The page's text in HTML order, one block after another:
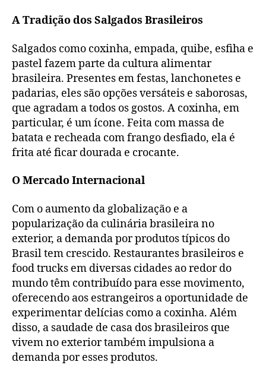
A Tradição dos Salgados Brasileiros
Salgados como coxinha, empada, quibe, esfiha e
pastel fazem parte da cultura alimentar
brasileira. Presentes em festas, lanchonetes e
padarias, eles são opções versáteis e saborosas,
que agradam a todos os gostos. A coxinha, em
particular, é um ícone. Feita com massa de
batata e recheada com frango desfiado, ela é
frita até ficar dourada e crocante.
O Mercado Internacional
Com o aumento da globalização e a
popularização da culinária brasileira no
exterior, a demanda por produtos típicos do
Brasil tem crescido. Restaurantes brasileiros e
food trucks em diversas cidades ao redor do
mundo têm contribuído para esse movimento,
oferecendo aos estrangeiros a oportunidade de
experimentar delícias como a coxinha. Além
disso, a saudade de casa dos brasileiros que
vivem no exterior também impulsiona a
demanda por esses produtos.